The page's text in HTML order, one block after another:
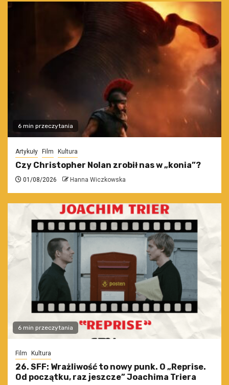
6 min przeczytania
Artykuły Film Kultura
Czy Christopher Nolan zrobił nas w „konia”?
01/08/2026 Hanna Wiczkowska
6 min przeczytania
Film Kultura
26. SFF: Wrażliwość to nowy punk. O „Reprise.
Od początku, raz jeszcze” Joachima Triera